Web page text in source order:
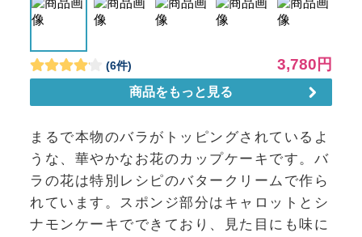
まるで本物のバラがトッピングされているよ
うな、華やかなお花のカップケーキです。バ
ラの花は特別レシピのバタークリームで作ら
れています。スポンジ部分はキャロットとシ
ナモンケーキでできており、見た目にも味に